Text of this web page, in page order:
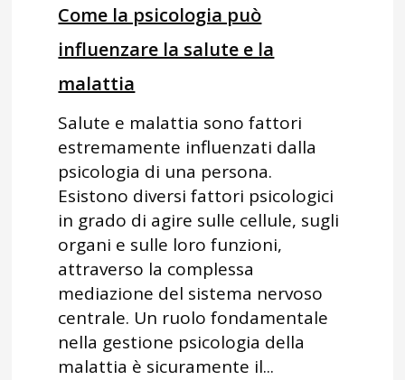
Come la psicologia può
influenzare la salute e la
malattia
Salute e malattia sono fattori
estremamente influenzati dalla
psicologia di una persona.
Esistono diversi fattori psicologici
in grado di agire sulle cellule, sugli
organi e sulle loro funzioni,
attraverso la complessa
mediazione del sistema nervoso
centrale. Un ruolo fondamentale
nella gestione psicologia della
malattia è sicuramente il...